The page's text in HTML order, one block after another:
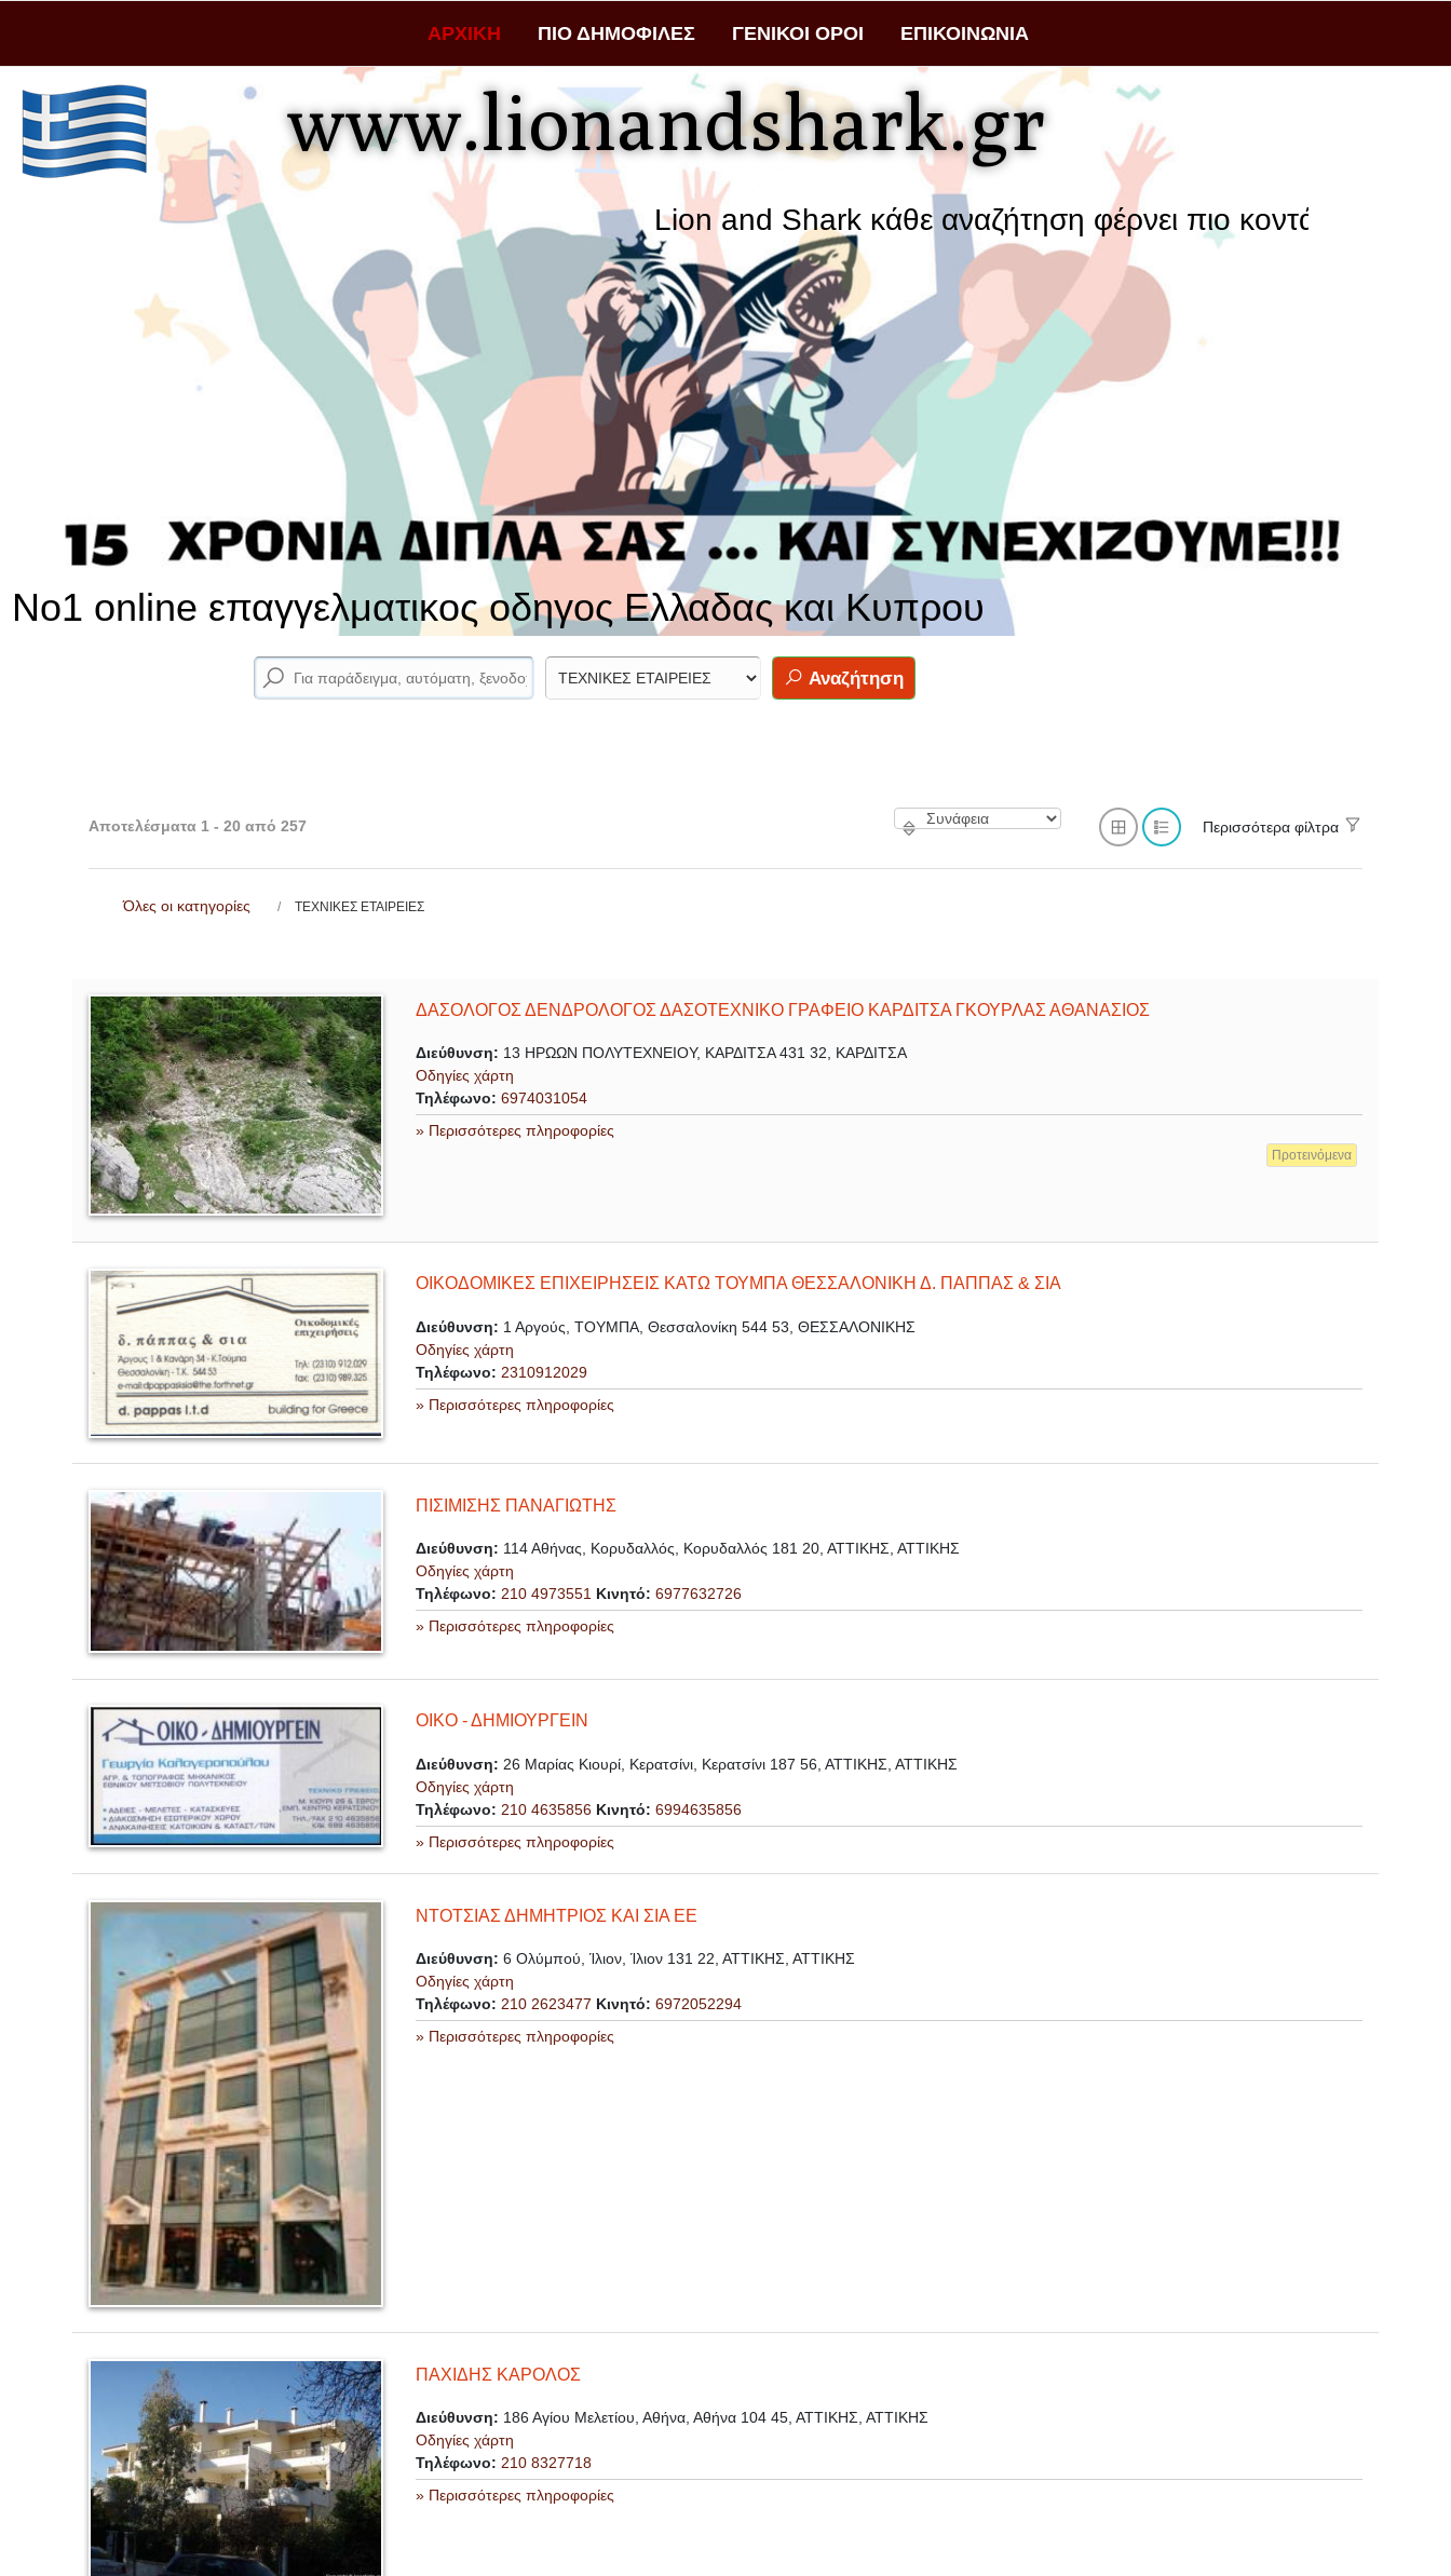
ΑΡΧΙΚΗ ΠΙΟ ΔΗΜΟΦΙΛΕΣ ΓΕΝΙΚΟΙ ΟΡΟΙ ΕΠΙΚΟΙΝΩΝΙΑ
No1 online επαγγελματικος οδηγος Ελλαδας και Κυπρου
www.lionandshark.gr
Lion and Shark κάθε αναζήτηση φέρνει πιο κοντά μια επιχείρηση με
Αναζήτηση
Αποτελέσματα 1 - 20 από 257 Περισσότερα φίλτρα
Όλες οι κατηγορίες ΤΕΧΝΙΚΕΣ ΕΤΑΙΡΕΙΕΣ
ΔΑΣΟΛΟΓΟΣ ΔΕΝΔΡΟΛΟΓΟΣ ΔΑΣΟΤΕΧΝΙΚΟ ΓΡΑΦΕΙΟ ΚΑΡΔΙΤΣΑ ΓΚΟΥΡΛΑΣ ΑΘΑΝΑΣΙΟΣ
Διεύθυνση: 13 ΗΡΩΩΝ ΠΟΛΥΤΕΧΝΕΙΟΥ, ΚΑΡΔΙΤΣΑ 431 32, ΚΑΡΔΙΤΣΑ
Οδηγίες χάρτη
Τηλέφωνο: 6974031054
» Περισσότερες πληροφορίες
Προτεινόμενα
ΟΙΚΟΔΟΜΙΚΕΣ ΕΠΙΧΕΙΡΗΣΕΙΣ ΚΑΤΩ ΤΟΥΜΠΑ ΘΕΣΣΑΛΟΝΙΚΗ Δ. ΠΑΠΠΑΣ & ΣΙΑ
Διεύθυνση: 1 Αργούς, ΤΟΥΜΠΑ, Θεσσαλονίκη 544 53, ΘΕΣΣΑΛΟΝΙΚΗΣ
Οδηγίες χάρτη
Τηλέφωνο: 2310912029
» Περισσότερες πληροφορίες
ΠΙΣΙΜΙΣΗΣ ΠΑΝΑΓΙΩΤΗΣ
Διεύθυνση: 114 Αθήνας, Κορυδαλλός, Κορυδαλλός 181 20, ΑΤΤΙΚΗΣ, ΑΤΤΙΚΗΣ
Οδηγίες χάρτη
Τηλέφωνο: 210 4973551 Κινητό: 6977632726
» Περισσότερες πληροφορίες
ΟΙΚΟ - ΔΗΜΙΟΥΡΓΕΙΝ
Διεύθυνση: 26 Μαρίας Κιουρί, Κερατσίνι, Κερατσίνι 187 56, ΑΤΤΙΚΗΣ, ΑΤΤΙΚΗΣ
Οδηγίες χάρτη
Τηλέφωνο: 210 4635856 Κινητό: 6994635856
» Περισσότερες πληροφορίες
ΝΤΟΤΣΙΑΣ ΔΗΜΗΤΡΙΟΣ ΚΑΙ ΣΙΑ ΕΕ
Διεύθυνση: 6 Ολύμπού, Ίλιον, Ίλιον 131 22, ΑΤΤΙΚΗΣ, ΑΤΤΙΚΗΣ
Οδηγίες χάρτη
Τηλέφωνο: 210 2623477 Κινητό: 6972052294
» Περισσότερες πληροφορίες
ΠΑΧΙΔΗΣ ΚΑΡΟΛΟΣ
Διεύθυνση: 186 Αγίου Μελετίου, Αθήνα, Αθήνα 104 45, ΑΤΤΙΚΗΣ, ΑΤΤΙΚΗΣ
Οδηγίες χάρτη
Τηλέφωνο: 210 8327718
» Περισσότερες πληροφορίες